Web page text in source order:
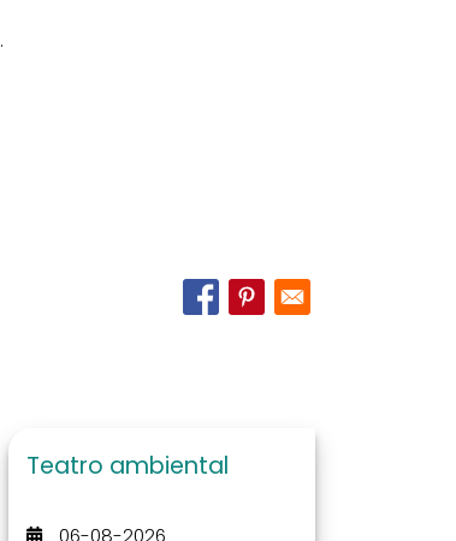
.
Teatro ambiental
06-08-2026